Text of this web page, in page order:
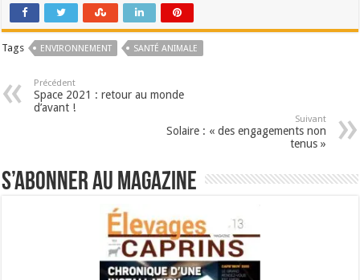
Tags ENVIRONNEMENT SANTÉ ANIMALE
Précédent
Space 2021 : retour au monde
d’avant !
Suivant
Solaire : « des engagements non
tenus »
S’abonner au magazine